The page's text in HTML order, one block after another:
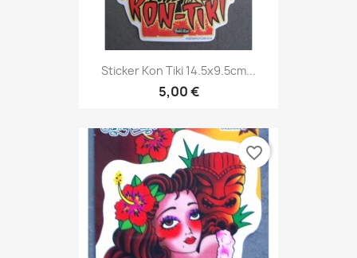
Sticker Kon Tiki 14.5x9.5cm...
5,00 €
favorite_border